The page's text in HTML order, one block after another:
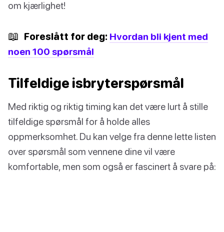
om kjærlighet!
📖 Foreslått for deg: Hvordan bli kjent med
noen 100 spørsmål
Tilfeldige isbryterspørsmål
Med riktig og riktig timing kan det være lurt å stille
tilfeldige spørsmål for å holde alles
oppmerksomhet. Du kan velge fra denne lette listen
over spørsmål som vennene dine vil være
komfortable, men som også er fascinert å svare på: